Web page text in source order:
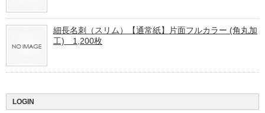
細長名刺（スリム）【通常紙】片面フルカラー (角丸加
工) 1,200枚
LOGIN